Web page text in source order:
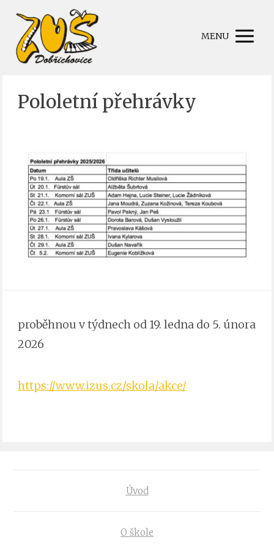
MENU
Pololetní přehrávky
proběhnou v týdnech od 19. ledna do 5. února
2026
https://www.izus.cz/skola/akce/
Úvod
O škole